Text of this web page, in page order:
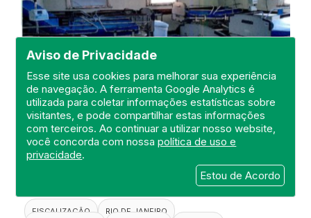
Aviso de Privacidade
Esse site usa cookies para melhorar sua experiência
de navegação. A ferramenta Google Analytics é
utilizada para coletar informações estatísticas sobre
visitantes, e pode compartilhar estas informações
com terceiros. Ao continuar a utilizar nosso website,
você concorda com nossapolítica de uso e
privacidade.
Estou de Acordo
Visita de Fiscalização no Hospital
Estadual Carlos Chagas
DEFIS
FISCALIZAÇÃO RIO DE JANEIRO